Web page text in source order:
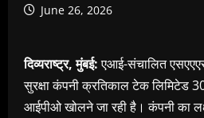
June 26, 2026
दिव्यराष्ट्र, मुंबई:एआई-संचालित
सुरक्षा कंपनी क्रतिकाल टेक लिमिटेड
आईपीओ खोलने जा रही है। कंपनी का